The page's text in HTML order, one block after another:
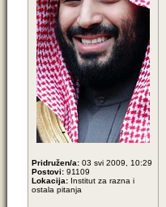
Pridružen/a: 03 svi 2009, 10:29
Postovi: 91109
Lokacija: Institut za razna i
ostala pitanja